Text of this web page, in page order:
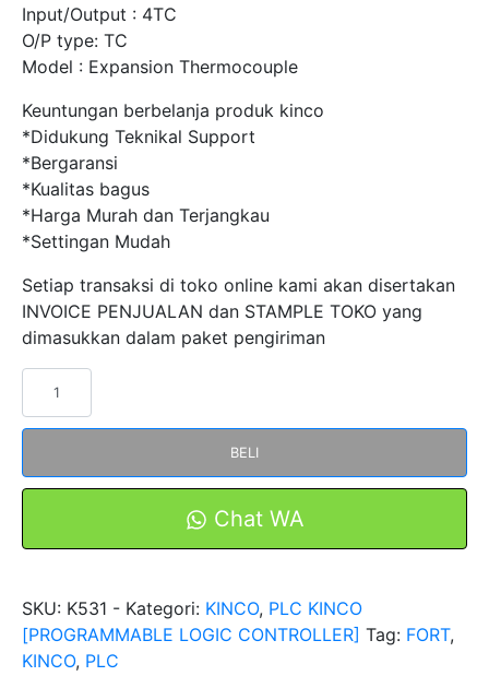
Input/Output : 4TC
O/P type: TC
Model : Expansion Thermocouple
Keuntungan berbelanja produk kinco
*Didukung Teknikal Support
*Bergaransi
*Kualitas bagus
*Harga Murah dan Terjangkau
*Settingan Mudah
Setiap transaksi di toko online kami akan disertakan
INVOICE PENJUALAN dan STAMPLE TOKO yang
dimasukkan dalam paket pengiriman
Kuantitas
Controller
04TC
KINCO
BERGARANSI
BELI
Chat WA
SKU: K531 - Kategori: KINCO, PLC KINCO
[PROGRAMMABLE LOGIC CONTROLLER] Tag: FORT,
KINCO, PLC